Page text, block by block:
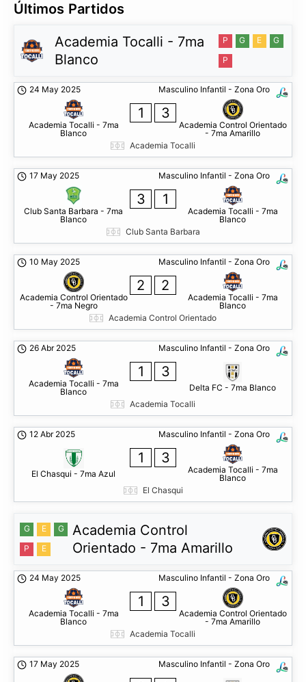
Últimos Partidos
Academia Tocalli - 7ma
Blanco
P G E
G
P
Masculino Infantil - Zona Oro
24 May 2025
Academia Tocalli - 7ma
Blanco
1 3
Academia Control Orientado
- 7ma Amarillo
Academia Tocalli
Masculino Infantil - Zona Oro
17 May 2025
Club Santa Barbara - 7ma
Blanco
3 1
Academia Tocalli - 7ma
Blanco
Club Santa Barbara
Masculino Infantil - Zona Oro
10 May 2025
Academia Control Orientado
- 7ma Negro
2 2
Academia Tocalli - 7ma
Blanco
Academia Control Orientado
Masculino Infantil - Zona Oro
26 Abr 2025
Academia Tocalli - 7ma
Blanco
1 3
Delta FC - 7ma Blanco
Academia Tocalli
Masculino Infantil - Zona Oro
12 Abr 2025
El Chasqui - 7ma Azul
1 3
Academia Tocalli - 7ma
Blanco
El Chasqui
Academia Control
Orientado - 7ma Amarillo
G E
G
P
E
Masculino Infantil - Zona Oro
24 May 2025
Academia Tocalli - 7ma
Blanco
1 3
Academia Control Orientado
- 7ma Amarillo
Academia Tocalli
Masculino Infantil - Zona Oro
17 May 2025